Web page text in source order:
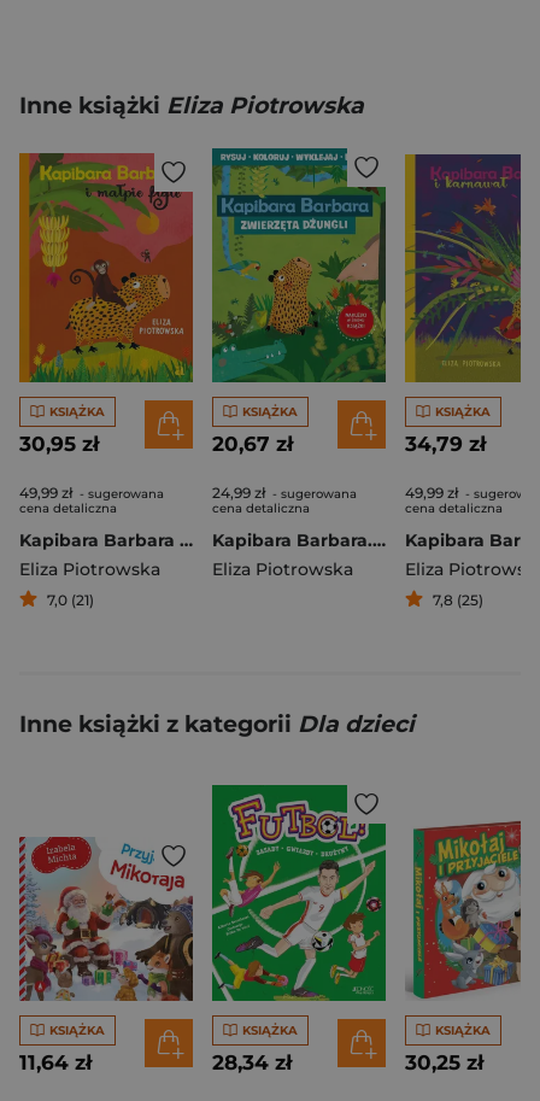
Inne książki Eliza Piotrowska
KSIĄŻKA
30,95 zł
49,99 zł - sugerowana
cena detaliczna
Kapibara Barbara i małpie figle
Eliza Piotrowska
7,0 (21)
KSIĄŻKA
20,67 zł
24,99 zł - sugerowana
cena detaliczna
Kapibara Barbara. Zwierzęta dżungli
Eliza Piotrowska
KSIĄŻKA
34,79 zł
49,99 zł -
cena detaliczna
Eliza
7,8 (25)
Inne książki z kategorii Dla dzieci
KSIĄŻKA
11,64 zł
KSIĄŻKA
28,34 zł
KSIĄŻKA
30,25 zł